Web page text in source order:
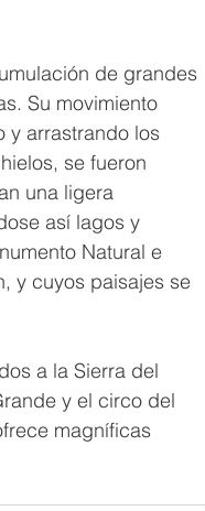
de grandes
Su movimiento
y arrastrando los
se fueron
una ligera
así lagos y
Natural e
y cuyos paisajes se
a la Sierra del
y el circo del
magníficas